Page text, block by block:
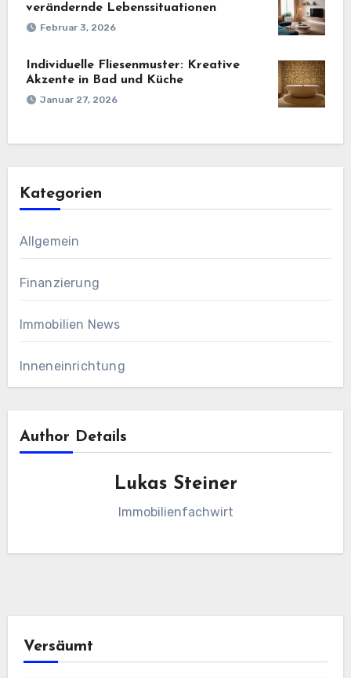
verändernde Lebenssituationen
Februar 3, 2026
Individuelle Fliesenmuster: Kreative
Akzente in Bad und Küche
Januar 27, 2026
Kategorien
Allgemein
Finanzierung
Immobilien News
Inneneinrichtung
Author Details
Lukas Steiner
Immobilienfachwirt
Versäumt